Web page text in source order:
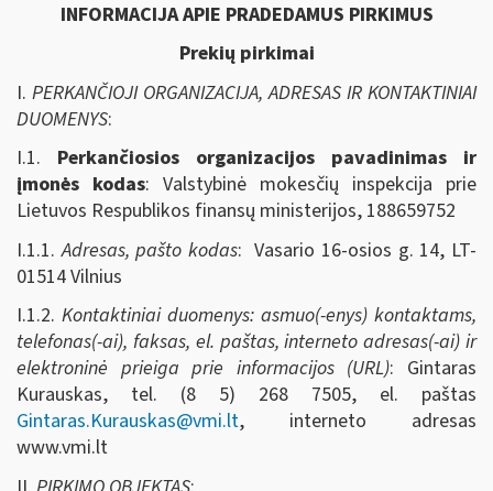
INFORMACIJA APIE PRADEDAMUS PIRKIMUS
Prekių pirkimai
I. PERKANČIOJI ORGANIZACIJA, ADRESAS IR KONTAKTINIAI
DUOMENYS:
I.1. Perkančiosios organizacijos pavadinimas ir
įmonės kodas: Valstybinė mokesčių inspekcija prie
Lietuvos Respublikos finansų ministerijos, 188659752
I.1.1.Adresas, pašto kodas: Vasario 16-osios g. 14, LT-
01514 Vilnius
I.1.2. Kontaktiniai duomenys: asmuo(-enys) kontaktams,
telefonas(-ai), faksas, el. paštas, interneto adresas(-ai) ir
elektroninė prieiga prie informacijos (URL): Gintaras
Kurauskas, tel. (8 5) 268 7505, el. paštas
Gintaras.Kurauskas@vmi.lt, interneto adresas
www.vmi.lt